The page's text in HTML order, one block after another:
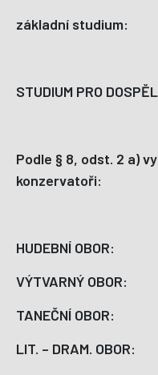
základní
STUDIUM PRO
Podle § 8, odst. 2 a)
konzervatoři:
HUDEBNÍ
VÝTVARNÝ
TANEČNÍ
LIT. – DRAM.